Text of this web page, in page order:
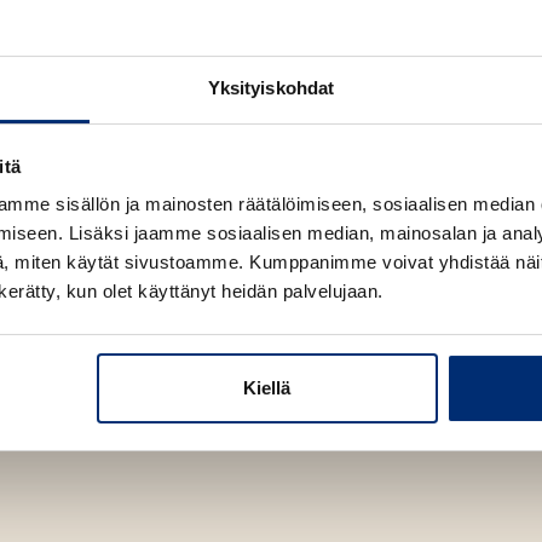
Yksityiskohdat
sisällön ja mainosten räätälöimiseen, sosiaalisen
Lisäksi jaamme sosiaalisen median, mainosalan ja
miten käytät sivustoamme. Kumppanimme voivat yhdistää
kun olet käyttänyt heidän palvelujaan.
Kiellä
a
u
t
e
e
n
v
l
i
esimerkiksi